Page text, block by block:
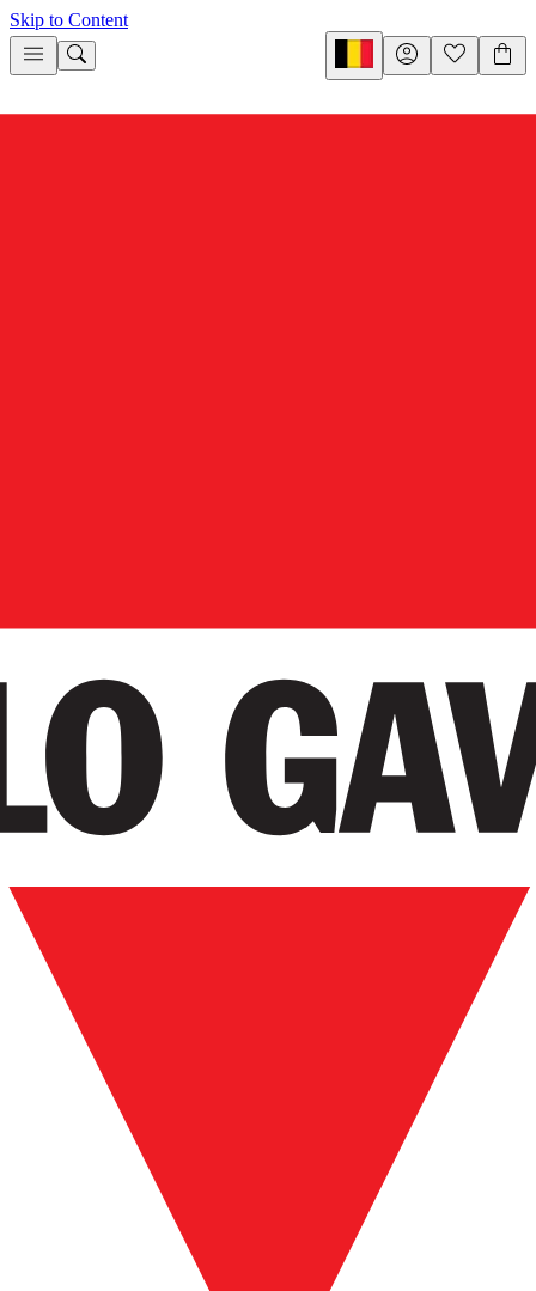
Skip to Content